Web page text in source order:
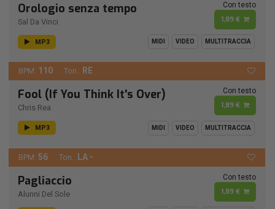
Orologio senza tempo
Sal Da Vinci
Con testo
1,89 €
MP3 MIDI VIDEO MULTITRACCIA
BPM: 110 Ton.: RE
Fool (If You Think It's Over)
Chris Rea
Con testo
1,89 €
MP3 MIDI VIDEO MULTITRACCIA
BPM: 56 Ton.: LA -
Pagliaccio
Alunni Del Sole
Con testo
1,89 €